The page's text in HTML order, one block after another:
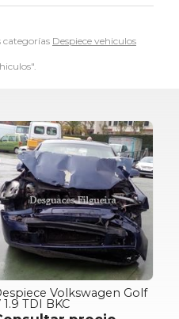
categorías Despiece vehiculos
Volkswagen Golf
1.9 TDI BKC